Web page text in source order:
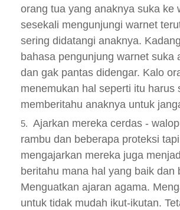
orang tua yang anaknya suka ke
sesekali mengunjungi warnet
sering didatangi anaknya.
bahasa pengunjung warnet suka
dan gak pantas didengar. Kalo
menemukan hal seperti itu harus
memberitahu anaknya untuk
Ajarkan mereka cerdas -
rambu dan beberapa proteksi
mengajarkan mereka juga
beritahu mana hal yang baik dan
Menguatkan ajaran agama.
untuk tidak mudah ikut-ikutan.